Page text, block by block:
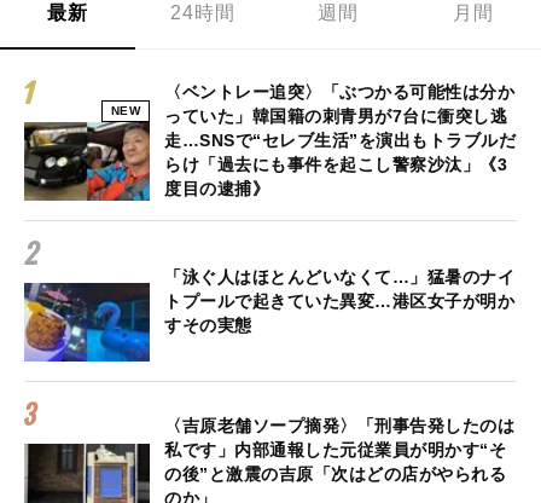
最新 24時間 週間 月間
NEW
〈ベントレー追突〉「ぶつかる可能性は分か
っていた」韓国籍の刺青男が7台に衝突し逃
走…SNSで“セレブ生活”を演出もトラブルだ
らけ「過去にも事件を起こし警察沙汰」《3
度目の逮捕》
「泳ぐ人はほとんどいなくて…」猛暑のナイ
トプールで起きていた異変…港区女子が明か
すその実態
〈吉原老舗ソープ摘発〉「刑事告発したのは
私です」内部通報した元従業員が明かす“そ
の後”と激震の吉原「次はどの店がやられる
のか」